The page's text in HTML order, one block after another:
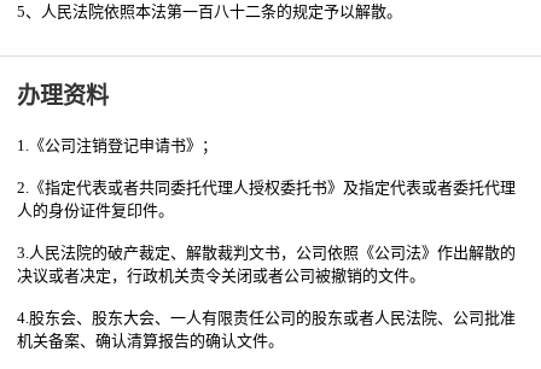
5、人民法院依照本法第一百八十二条的规定予以解散。
办理资料
1.《公司注销登记申请书》；
2.《指定代表或者共同委托代理人授权委托书》及指定代表或者委托代理
人的身份证件复印件。
3.人民法院的破产裁定、解散裁判文书，公司依照《公司法》作出解散的
决议或者决定，行政机关责令关闭或者公司被撤销的文件。
4.股东会、股东大会、一人有限责任公司的股东或者人民法院、公司批准
机关备案、确认清算报告的确认文件。